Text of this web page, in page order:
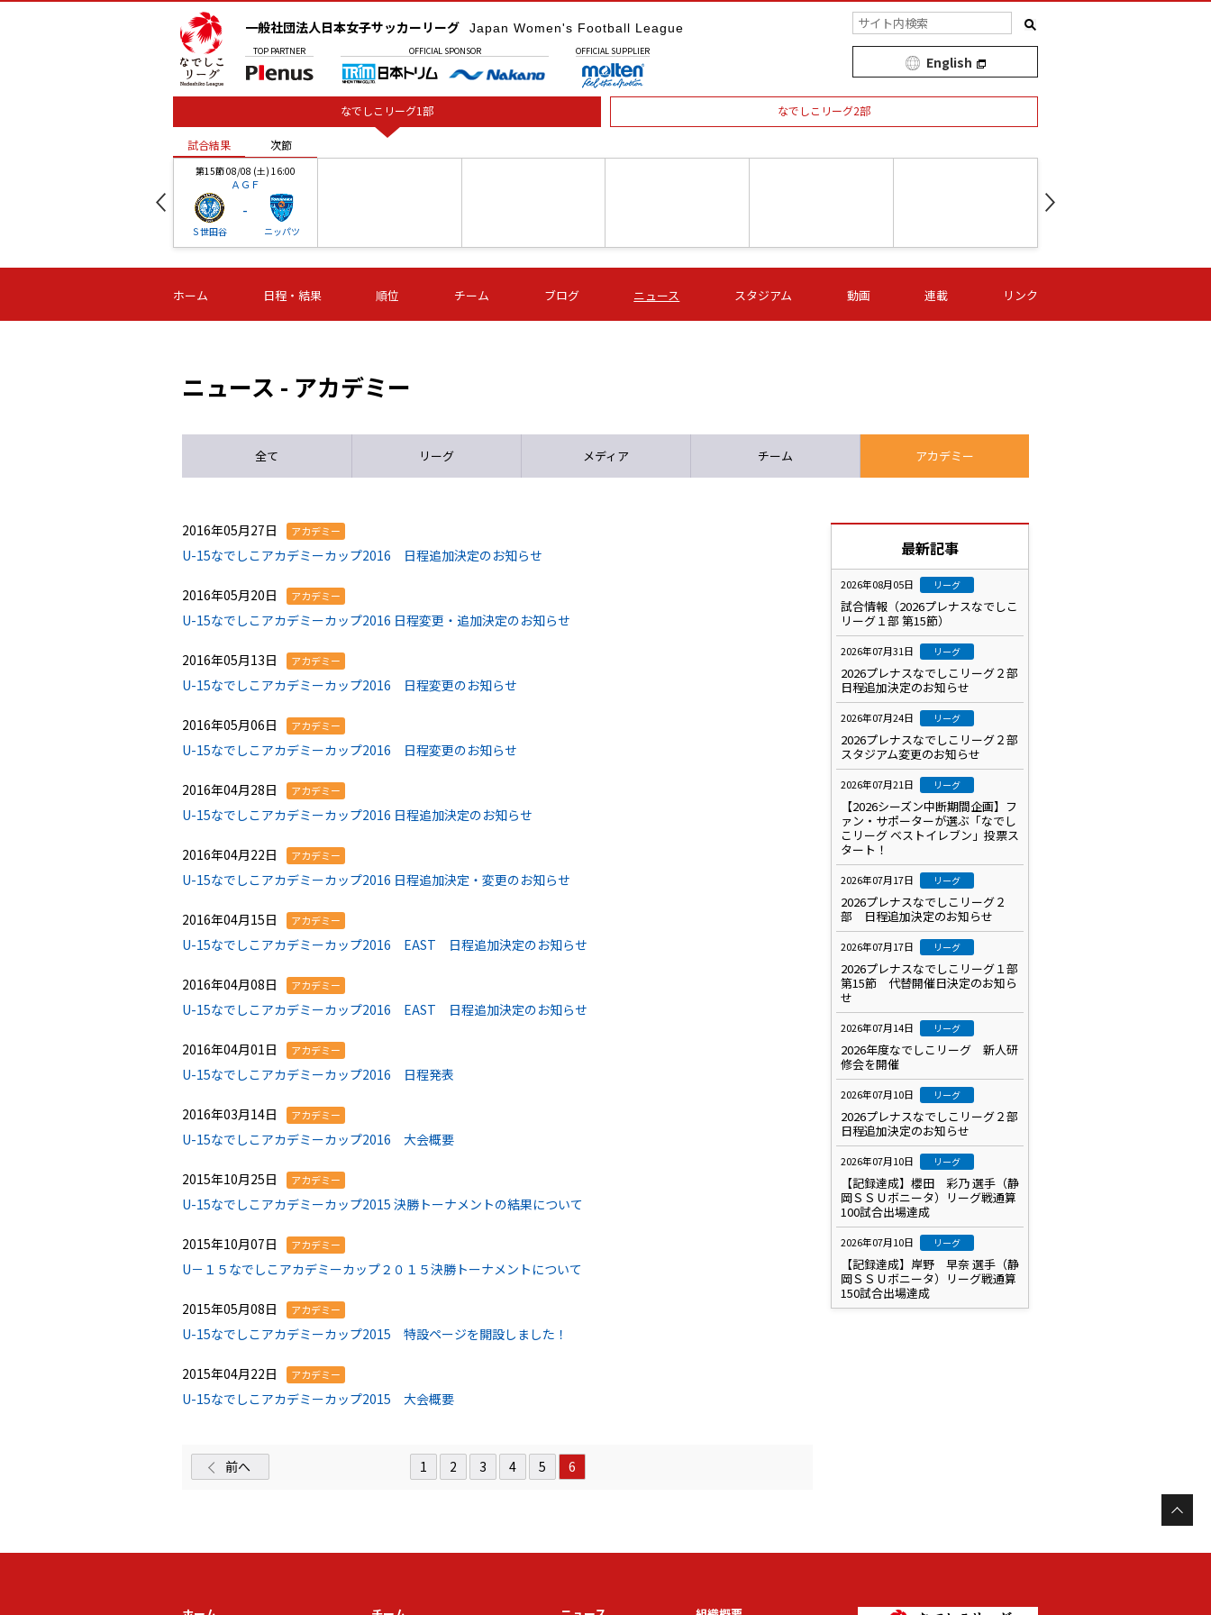
一般社団法人日本女子サッカーリーグ Japan Women's Football League
TOP PARTNER OFFICIAL SPONSOR OFFICIAL SUPPLIER
English
なでしこリーグ1部 なでしこリーグ2部
試合結果 次節
第15節 08/08 (土) 16:00
ＡＧＦ
Ｓ世田谷
-
ニッパツ
-
第16節 09/05 (土) 15:00
ニッパツ
-
第16節 09/05 (土) 15:00
石人の星
-
第16節 09/05 (土) 16:00
ＡＧＦ
-
いちご
-
第16節 09/06 (日) 15:00
-
第16節 09/06 (日) 15:00
- -
試合結果 次節
ホーム 日程・結果 順位 チーム ブログ ニュース スタジアム 動画 連載 リンク
ニュース - アカデミー
全て リーグ メディア チーム アカデミー
2016年05月27日 アカデミー
U-15なでしこアカデミーカップ2016 日程追加決定のお知らせ
2016年05月20日 アカデミー
U-15なでしこアカデミーカップ2016 日程変更・追加決定のお知らせ
2016年05月13日 アカデミー
U-15なでしこアカデミーカップ2016 日程変更のお知らせ
2016年05月06日 アカデミー
U-15なでしこアカデミーカップ2016 日程変更のお知らせ
2016年04月28日 アカデミー
U-15なでしこアカデミーカップ2016 日程追加決定のお知らせ
2016年04月22日 アカデミー
U-15なでしこアカデミーカップ2016 日程追加決定・変更のお知らせ
2016年04月15日 アカデミー
U-15なでしこアカデミーカップ2016 EAST 日程追加決定のお知らせ
2016年04月08日 アカデミー
U-15なでしこアカデミーカップ2016 EAST 日程追加決定のお知らせ
2016年04月01日 アカデミー
U-15なでしこアカデミーカップ2016 日程発表
2016年03月14日 アカデミー
U-15なでしこアカデミーカップ2016 大会概要
2015年10月25日 アカデミー
U-15なでしこアカデミーカップ2015 決勝トーナメントの結果について
2015年10月07日 アカデミー
U－１５なでしこアカデミーカップ２０１５決勝トーナメントについて
2015年05月08日 アカデミー
U-15なでしこアカデミーカップ2015 特設ページを開設しました！
2015年04月22日 アカデミー
U-15なでしこアカデミーカップ2015 大会概要
前へ 1 2 3 4 5 6
最新記事
2026年08月05日 リーグ
試合情報（2026プレナスなでしこ
リーグ１部 第15節）
2026年07月31日 リーグ
2026プレナスなでしこリーグ２部
日程追加決定のお知らせ
2026年07月24日 リーグ
2026プレナスなでしこリーグ２部
スタジアム変更のお知らせ
2026年07月21日 リーグ
【2026シーズン中断期間企画】フ
ァン・サポーターが選ぶ「なでし
こリーグ ベストイレブン」投票ス
タート！
2026年07月17日 リーグ
2026プレナスなでしこリーグ２
部 日程追加決定のお知らせ
2026年07月17日 リーグ
2026プレナスなでしこリーグ１部
第15節 代替開催日決定のお知ら
せ
2026年07月14日 リーグ
2026年度なでしこリーグ 新人研
修会を開催
2026年07月10日 リーグ
2026プレナスなでしこリーグ２部
日程追加決定のお知らせ
2026年07月10日 リーグ
【記録達成】櫻田 彩乃 選手（静
岡ＳＳＵボニータ）リーグ戦通算
100試合出場達成
2026年07月10日 リーグ
【記録達成】岸野 早奈 選手（静
岡ＳＳＵボニータ）リーグ戦通算
150試合出場達成